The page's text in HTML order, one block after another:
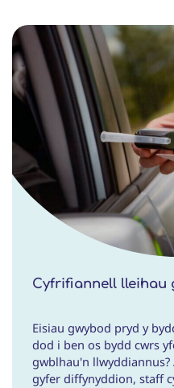
Cyfrifiannell lleihau
Eisiau gwybod pryd y
dod i ben os bydd cwrs
gwblhau'n
gyfer diffynyddion, staff